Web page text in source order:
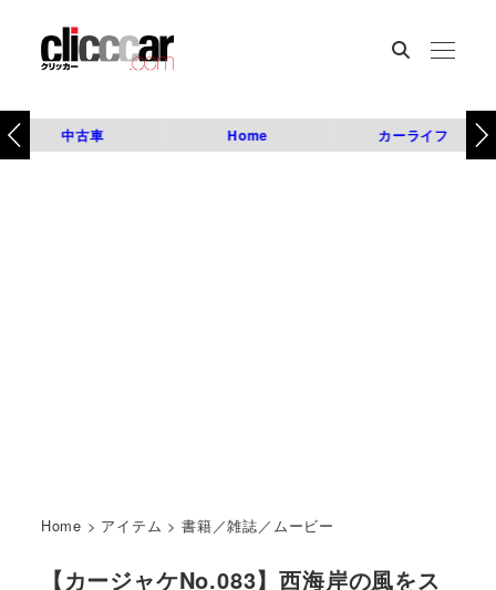
中古車 Home カーライフ
Home > アイテム >書籍／雑誌／ムービー
【カージャケNo.083】西海岸の風をス